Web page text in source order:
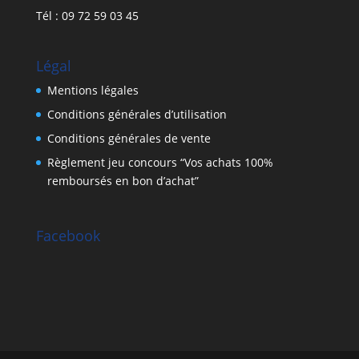
Tél : 09 72 59 03 45
Légal
Mentions légales
Conditions générales d’utilisation
Conditions générales de vente
Règlement jeu concours “Vos achats 100%
remboursés en bon d’achat”
Facebook